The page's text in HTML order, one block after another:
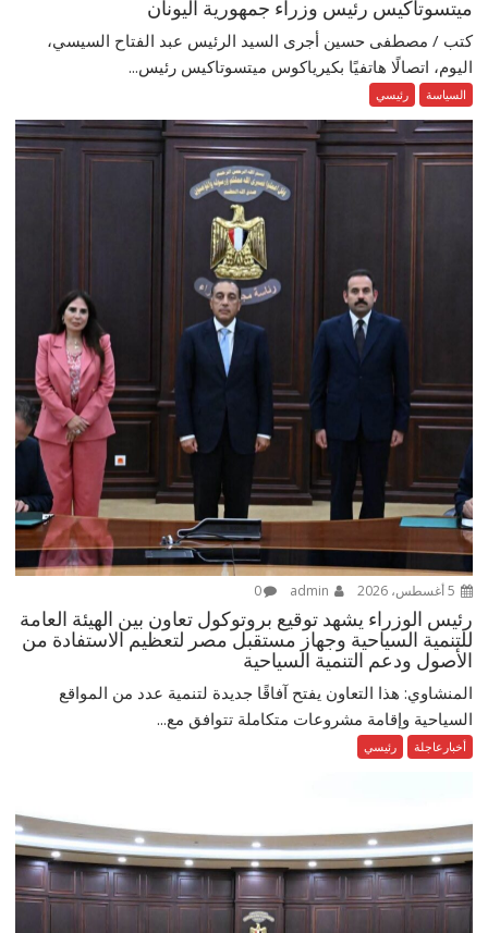
ميتسوتاكيس رئيس وزراء جمهورية اليونان
كتب / مصطفى حسين أجرى السيد الرئيس عبد الفتاح السيسي،
اليوم، اتصالًا هاتفيًا بكيرياكوس ميتسوتاكيس رئيس...
السياسة رئيسي
0
رئيس الوزراء يشهد توقيع بروتوكول تعاون بين الهيئة العامة
للتنمية السياحية وجهاز مستقبل مصر لتعظيم الاستفادة من
الأصول ودعم التنمية السياحية
المنشاوي: هذا التعاون يفتح آفاقًا جديدة لتنمية عدد من المواقع
السياحية وإقامة مشروعات متكاملة تتوافق مع...
أخبارعاجلة رئيسي